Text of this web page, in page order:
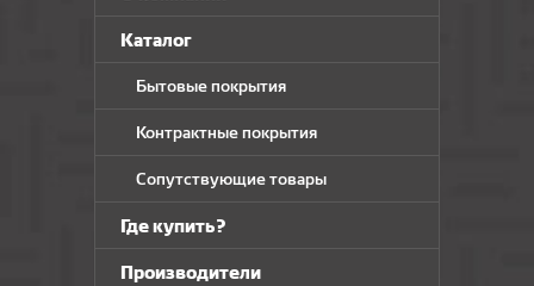
Каталог
Бытовые покрытия
Контрактные покрытия
Сопутствующие товары
Где купить?
Производители